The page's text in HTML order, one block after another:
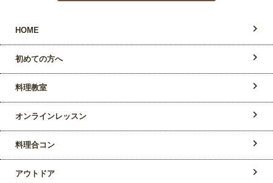
HOME
初めての方へ
料理教室
オンラインレッスン
料理合コン
アウトドア